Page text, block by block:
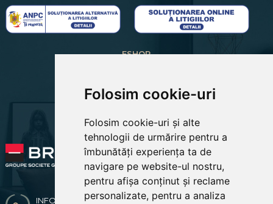
Folosim cookie-uri
Folosim cookie-uri și alte
tehnologii de urmărire pentru a
îmbunătăți experiența ta de
navigare pe website-ul nostru,
pentru afișa conținut și reclame
personalizate, pentru a analiza
ESHOP
RECUPERARE PAROLA
EDITARE PROFIL
PREFERINTE COOKIES
INFO & COMENZI